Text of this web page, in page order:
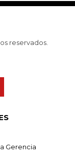
reservados.
Gerencia